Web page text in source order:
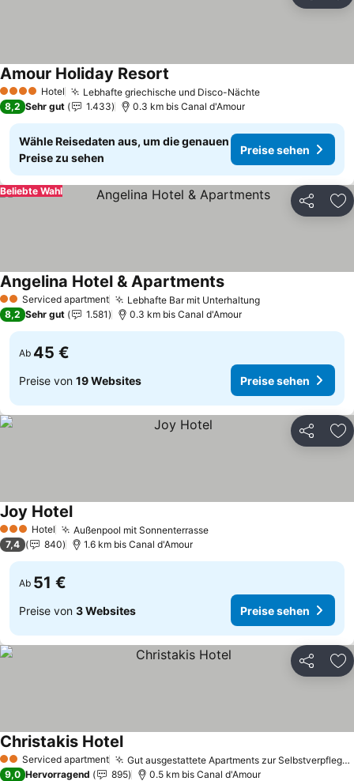
4 Sterne Hotel Lebhafte griechische und Disco-Nächte
Amour Holiday Resort
8,2 Sehr gut 1.433 0.3 km bis Canal d'Amour
Wähle Reisedaten aus, um die genauen
Preise zu sehen
Preise sehen
Teilen
Beliebte Wahl
2 SterneServiced apartment Lebhafte Bar mit Unterhaltung
Angelina Hotel & Apartments
8,2 Sehr gut 1.581 0.3 km bis Canal d'Amour
Ab 45 €
Preise von 19 Websites Preise sehen
Teilen
3 SterneHotel Außenpool mit Sonnenterrasse
Joy Hotel
7,4 840 1.6 km bis Canal d'Amour
Ab 51 €
Preise von 3 Websites Preise sehen
Teilen
2 SterneServiced apartment Gut ausgestattete Apartments zur Selbstverpflegung
Christakis Hotel
9,0 Hervorragend 895 0.5 km bis Canal d'Amour